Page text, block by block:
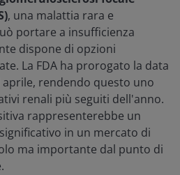
, una malattia rara e
portare a insufficienza
dispone di opzioni
La FDA ha prorogato la data
aprile, rendendo questo uno
renali più seguiti dell'anno.
rappresenterebbe un
in un mercato di
ma importante dal punto di